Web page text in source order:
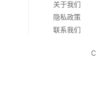
关于我们
隐私政策
联系我们